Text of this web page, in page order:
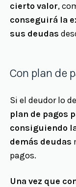
cierto valor,
conseguirá la
sus deudas
Con plan de
Si el deudor lo
plan de pagos
consiguiendo
demás deudas
pagos.
Una vez que